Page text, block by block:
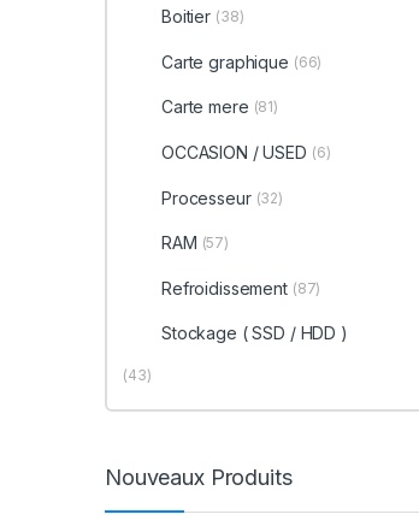
Boitier (38)
Carte graphique (66)
Carte mere (81)
OCCASION / USED (6)
Processeur (32)
RAM (57)
Refroidissement (87)
Stockage ( SSD / HDD )
(43)
Nouveaux Produits